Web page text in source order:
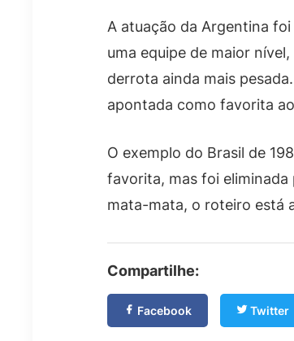
A atuação da Argentina
uma equipe de maior
derrota ainda mais
apontada como favorita
O exemplo do Brasil de
favorita, mas foi eliminada
mata-mata, o roteiro está
Compartilhe:
Facebook Twitter